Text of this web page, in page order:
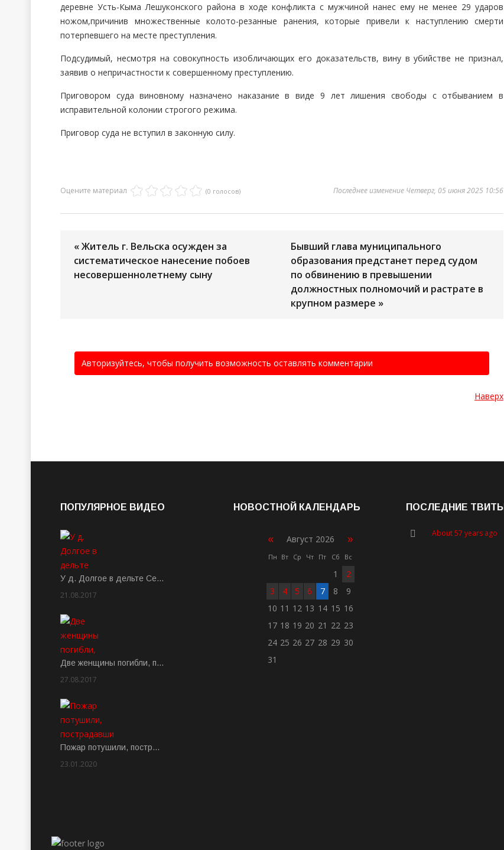
деревне Усть-Кыма Лешуконского района в ходе конфликта с мужчиной нанес ему не менее 29 ударов
ножом,причинив множественные колото-резанные ранения, которые привели к наступлению смерти
потерпевшего на месте преступления.
Подсудимый, несмотря на совокупность изобличающих его доказательств, вину в убийстве не признал,
заявив о непричастности к совершенному преступлению.
Приговором суда виновному назначено наказание в виде 9 лет лишения свободы с отбыванием в
исправительной колонии строгого режима.
Приговор суда не вступил в законную силу.
Оцените материал (0 голосов) Последнее изменение Четверг, 05 июня 2025 10:56
« Житель г. Вельска осужден за
систематическое нанесение побоев
несовершеннолетнему сыну
Бывший глава муниципального
образования предстанет перед судом
по обвинению в превышении
должностных полномочий и растрате в
крупном размере »
Авторизуйтесь, чтобы получить возможность оставлять комментарии
Наверх
ПОПУЛЯРНОЕ ВИДЕО
У д. Долгое в дельте Се…
21.08.2017
Две женщины погибли, п…
27.08.2017
Пожар потушили, постр…
23.01.2020
НОВОСТНОЙ КАЛЕНДАРЬ
« Август 2026 »
Пн Вт Ср Чт Пт Сб Вс
1
2
3
4 5 6 7 8
9
10 11 12 13 14 15 16
17 18 19 20 21 22 23
24 25 26 27 28 29 30
31
ПОСЛЕДНИЕ ТВИТЫ
About 57 years ago